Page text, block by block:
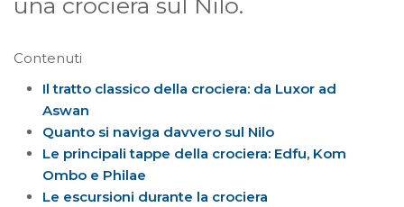
Contenuti
Il tratto classico della crociera: da Luxor ad
Aswan
Quanto si naviga davvero sul Nilo
Le principali tappe della crociera: Edfu, Kom
Ombo e Philae
Le escursioni durante la crociera